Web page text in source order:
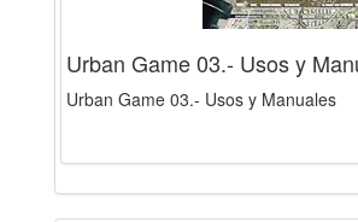
Urban Game 03.- Usos y
Urban Game 03.- Usos y Manuales